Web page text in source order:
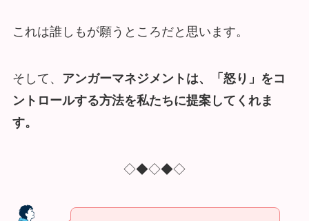
これは誰しもが願うところだと思います。
そして、 アンガーマネジメントは、「怒り」をコ
ントロールする方法を私たちに提案してくれま
す。
◇◆◇◆◇